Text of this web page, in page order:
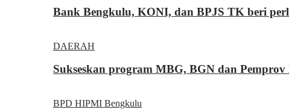
Bank Bengkulu, KONI, dan BPJS TK beri
DAERAH
Sukseskan program MBG, BGN dan
BPD HIPMI Bengkulu